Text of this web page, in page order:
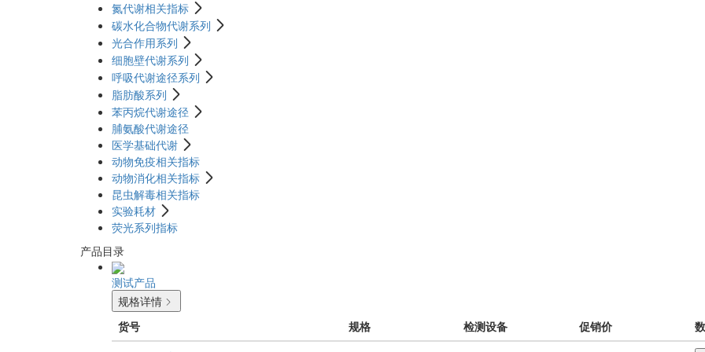
氮代谢相关指标
碳水化合物代谢系列
光合作用系列
细胞壁代谢系列
呼吸代谢途径系列
脂肪酸系列
苯丙烷代谢途径
脯氨酸代谢途径
医学基础代谢
动物免疫相关指标
动物消化相关指标
昆虫解毒相关指标
实验耗材
荧光系列指标
产品目录
测试产品
规格详情
货号
规格 检测设备 促销价